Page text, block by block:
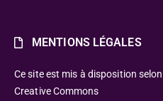
MENTIONS LÉGALES
Ce site est mis à disposition
Creative Commons